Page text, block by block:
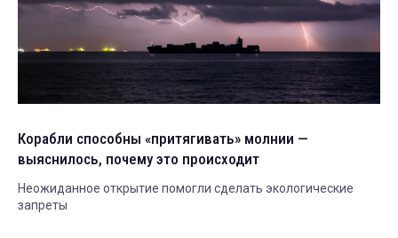
Корабли способны «притягивать» молнии —
выяснилось, почему это происходит
Неожиданное открытие помогли сделать экологические
запреты